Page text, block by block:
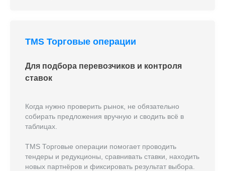
TMS Торговые операции
Для подбора перевозчиков и контроля
ставок
Когда нужно проверить рынок, не обязательно
собирать предложения вручную и сводить всё в
таблицах.
TMS Торговые операции помогает проводить
тендеры и редукционы, сравнивать ставки, находить
новых партнёров и фиксировать результат выбора.